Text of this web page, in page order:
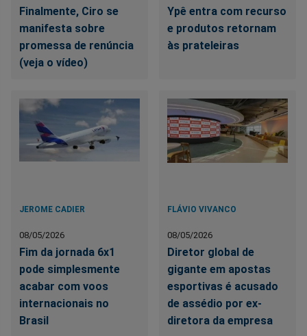
Finalmente, Ciro se
manifesta sobre
promessa de renúncia
(veja o vídeo)
Ypê entra com recurso
e produtos retornam
às prateleiras
JEROME CADIER
08/05/2026
Fim da jornada 6x1
pode simplesmente
acabar com voos
internacionais no
Brasil
FLÁVIO VIVANCO
08/05/2026
Diretor global de
gigante em apostas
esportivas é acusado
de assédio por ex-
diretora da empresa